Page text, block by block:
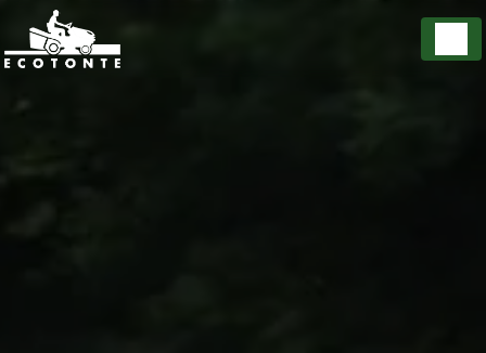
Panneau de gestion des cookies